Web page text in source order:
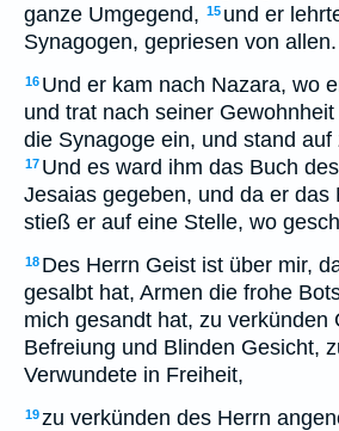
ganze Umgegend, 15 und er
Synagogen, gepriesen von allen.
16 Und er kam nach Nazara, wo
und trat nach seiner
die Synagoge ein, und stand auf
17 Und es ward ihm das Buch
Jesaias gegeben, und da er das
stieß er auf eine Stelle, wo
18 Des Herrn Geist ist über mir,
gesalbt hat, Armen die frohe
mich gesandt hat, zu verkünden
Befreiung und Blinden Gesicht,
Verwundete in Freiheit,
19zu verkünden des Herrn